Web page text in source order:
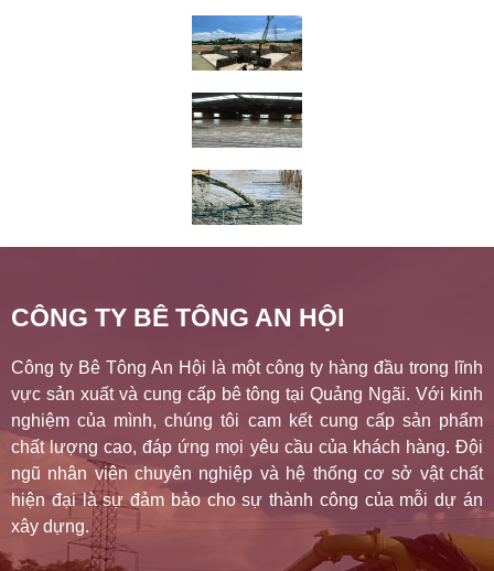
CÔNG TY BÊ TÔNG AN HỘI
Công ty Bê Tông An Hội là một công ty hàng đầu trong lĩnh
vực sản xuất và cung cấp bê tông tại Quảng Ngãi. Với kinh
nghiệm của mình, chúng tôi cam kết cung cấp sản phẩm
chất lượng cao, đáp ứng mọi yêu cầu của khách hàng. Đội
ngũ nhân viên chuyên nghiệp và hệ thống cơ sở vật chất
hiện đại là sự đảm bảo cho sự thành công của mỗi dự án
xây dựng.